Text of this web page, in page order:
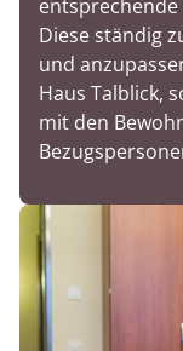
Diese ständig
und
Haus Talblick,
mit den